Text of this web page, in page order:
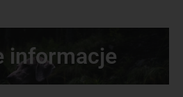
informacje